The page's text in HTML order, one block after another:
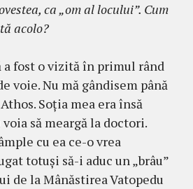
ca „om al locu­lui”. Cum
acolo?
a fost o vizită în primul rând
voie. Nu mă gândisem până
Soţia mea era însă
să meargă la doctori.
cu ea ce-o vrea
totuşi să-i aduc un „brâu”
de la Mânăstirea Vatopedu